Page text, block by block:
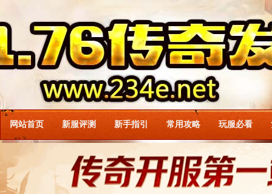
网站首页 新服评测 新手指引 常用攻略 玩服必看